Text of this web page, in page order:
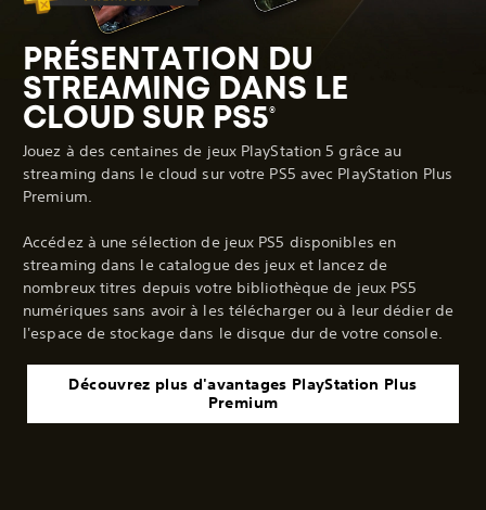
PRÉSENTATION DU
STREAMING DANS LE
CLOUD SUR PS5®
Jouez à des centaines de jeux PlayStation 5 grâce au
streaming dans le cloud sur votre PS5 avec PlayStation Plus
Premium.
Accédez à une sélection de jeux PS5 disponibles en
streaming dans le catalogue des jeux et lancez de
nombreux titres depuis votre bibliothèque de jeux PS5
numériques sans avoir à les télécharger ou à leur dédier de
l'espace de stockage dans le disque dur de votre console.
Découvrez plus d'avantages PlayStation Plus
Premium